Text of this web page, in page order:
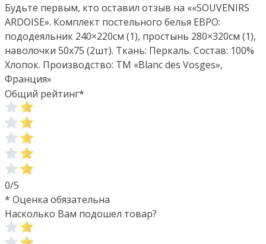
Будьте первым, кто оставил отзыв на ««SOUVENIRS
ARDOISE». Комплект постельного белья ЕВРО:
пододеяльник 240×220см (1), простынь 280×320см (1),
наволочки 50х75 (2шт). Ткань: Перкаль. Состав: 100%
Хлопок. Производство: ТМ «Blanc des Vosges»,
Франция»
Общий рейтинг*
0/5
* Оценка обязательна
Насколько Вам подошел товар?